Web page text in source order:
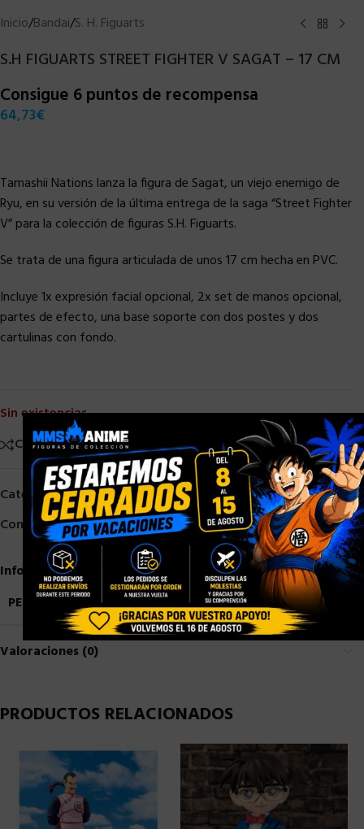
Inicio/Bandai/S. H. Figuarts
S.H FIGUARTS STREET FIGHTER V SAGAT – 17 CM
Consigue 6 puntos de recompensa
64,73€
Tamashii Nations lanza la figura de Sagat, un viejo enemigo de
Ryu, en su versión de la última entrega de la saga “Street Fighter
V” para la colección de figuras S.H. Figuarts.
Se trata de una figura articulada de unos 17 cm hecha en PVC.
Incluye 1x expresión facial opcional, 2x set de manos opcional,
partes de efecto, una base soporte con dos postes y dos
cartulinas con fondo.
Sin existencias
Comparar
Añadir a la lista de deseos
Categorías:Bandai, S. H. Figuarts,Street Fighter
Compartir:
Información adicional
PESO
0,9 kg
Valoraciones (0)
PRODUCTOS RELACIONADOS
×